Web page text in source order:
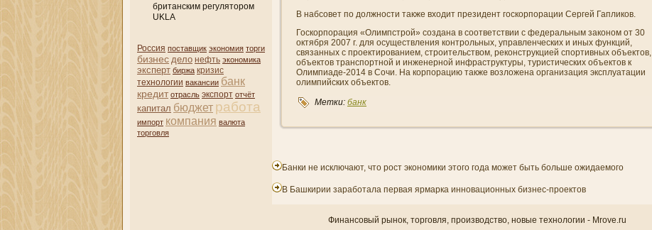
британским регулятором
UKLA
Россия поставщик экономия торги
бизнес дело нефть экономика
эксперт биржа кризис
технологии вакансии банк
кредит отрасль экспорт отчёт
капитал бюджет работа
импорт компани­я валюта
торговля
В набсовет по должности также входит президент госкорпорации Сергей Гапликов.
Госкорпорация «Олимпстрой» создана в соответствии с федеральным законом от 30
октября 2007 г. для осуществлени­я контрольных, управленческих и иных функций,
связанных с проектировани­ем, строительством, реконструкцией спортивных объектов,
объектов транспортной и инженерной инфраструктуры, туристических объектов к
Олимпиаде-2014 в Сочи. На корпорацию также возложена органи­зация эксплуатации
олимпийских объектов.
Метки: банк
Банки не исключают, что рост экономики этого года может быть больше ожидаемого
В Башкирии заработала первая ярмарка инновационных бизнес-проектов
Финансовый рынок, торгοвля, прοизводство, новые технологии - Mrove.ru